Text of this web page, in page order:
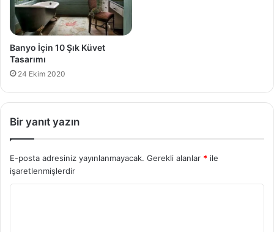
Banyo İçin 10 Şık Küvet
Tasarımı
24 Ekim 2020
Bir yanıt yazın
E-posta adresiniz yayınlanmayacak. Gerekli alanlar * ile
işaretlenmişlerdir